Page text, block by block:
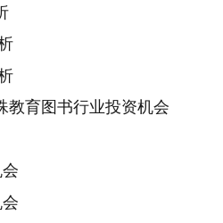
育图书行业投资机会